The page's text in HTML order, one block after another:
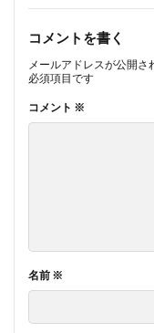
コメントを書く
メールアドレスが公開さ
必須項目です
コメント ※
名前 ※